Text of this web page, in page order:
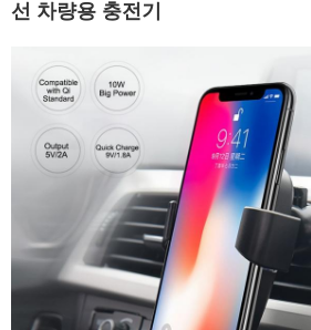
선 차량용 충전기